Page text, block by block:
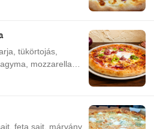
tükörtojás,
mozzarella
feta sajt, márvány